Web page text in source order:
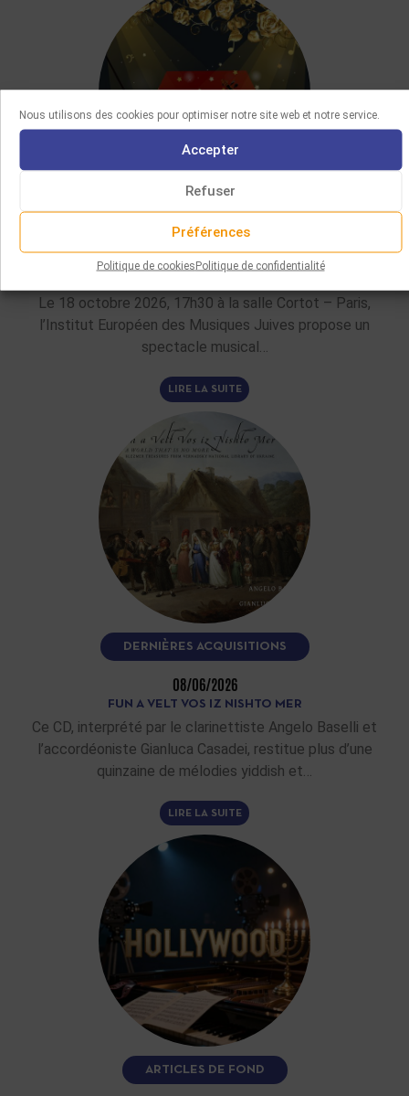
Nous utilisons des cookies pour optimiser notre site web et notre service.
Accepter
Refuser
Préférences
Politique de cookiesPolitique de confidentialité
21/07/2026
Le 18 octobre 2026, 17h30 à la salle Cortot – Paris,
l’Institut Européen des Musiques Juives propose un
spectacle musical…
LIRE LA SUITE
DERNIÈRES ACQUISITIONS
08/06/2026
FUN A VELT VOS IZ NISHTO MER
Ce CD, interprété par le clarinettiste Angelo Baselli et
l’accordéoniste Gianluca Casadei, restitue plus d’une
quinzaine de mélodies yiddish et…
LIRE LA SUITE
ARTICLES DE FOND